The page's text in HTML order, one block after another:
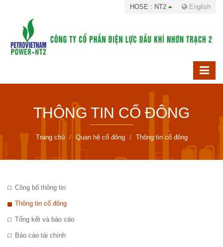
HOSE : NT2 English
THÔNG TIN CỔ ĐÔNG
Trang chủ Quan hệ cổ đông Thông tin cổ đông
Công bố thông tin
Thông tin cổ đông
Tổng kết và báo cáo
Báo cáo tài chính